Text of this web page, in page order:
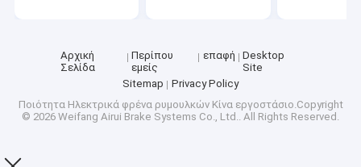
Αρχική
Σελίδα
Περίπου
εμείς
επαφή
Desktop
Site
Sitemap
Privacy Policy
Ποιότητα Ηλεκτρικά φρένα ρυμουλκώνΚίνα εργοστάσιο.Copyright
© 2026 Weifang Airui Brake Systems Co., Ltd.. All Rights Reserved.